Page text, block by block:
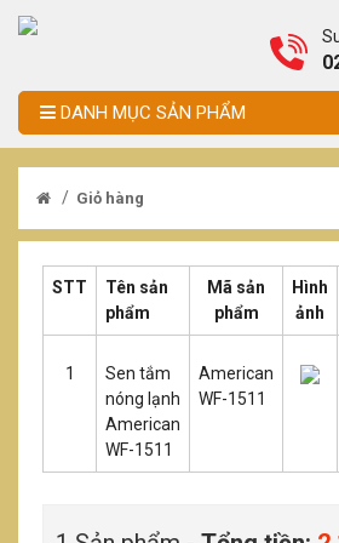
DANH MỤC SẢN PHẨM
/ Giỏ hàng
STT
Tên sản
phẩm
Mã sản
phẩm
Hình
ảnh
1
Sen tắm
nóng lạnh
American
WF-1511
American
WF-1511